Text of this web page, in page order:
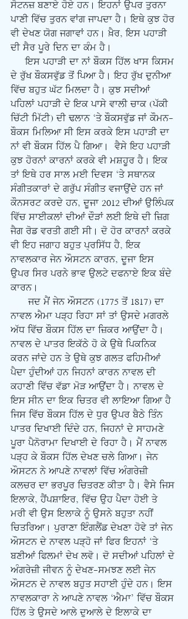
ਸੋਟਨਜ਼ ਬਣਾਏ ਹੋਏ ਹਨ। ਇਹਨਾਂ ਉਪਰ ਤੁਰਨਾ
ਪਾਣੀ ਵਿੱਚ ਤੁਰਨ ਵਾਂਗ ਜਾਪਦਾ ਹੈ। ਇਥੇ ਕੁਝ ਹੋਰ
ਵੀ ਦੇਖਣ ਯੋਗ ਜਗਾਵਾਂ ਹਨ। ਖ਼ੈਰ, ਇਸ ਪਹਾੜੀ
ਦੀ ਸੈਰ ਪੂਰੇ ਦਿਨ ਦਾ ਕੰਮ ਹੈ।
     ਇਸ ਪਹਾੜੀ ਦਾ ਨਾਂ ਬੌਕਸ ਹਿੱਲ ਖਾਸ ਕਿਸਮ
ਦੇ ਰੁੱਖ ਬੌਕਸਵੁੱਡ ਤੋਂ ਪਿਆ ਹੈ। ਇਹ ਰੁੱਖ ਦੁਨੀਆ
ਵਿੱਚ ਬਹੁਤ ਘੱਟ ਮਿਲਦਾ ਹੈ। ਕੁਝ ਸਦੀਆਂ
ਪਹਿਲਾਂ ਪਹਾੜੀ ਦੇ ਇਕ ਪਾਸੇ ਵਾਲੀ ਚਾਕ (ਪੱਕੀ
ਚਿੱਟੀ ਮਿੱਟੀ) ਦੀ ਢਲਾਨ ‘ਤੇ ਬੌਕਸਵੁੱਡ ਜਾਂ ਕੌਮਨ-
ਬੌਕਸ ਮਿਲਿਆ ਸੀ ਇਸ ਕਰਕੇ ਇਸ ਪਹਾੜੀ ਦਾ
ਨਾਂ ਵੀ ਬੌਕਸ ਹਿੱਲ ਪੈ ਗਿਆ।  ਵੈਸੇ ਇਹ ਪਹਾੜੀ
ਕੁਝ ਹੋਰਨਾਂ ਕਾਰਨਾਂ ਕਰਕੇ ਵੀ ਮਸ਼ਹੂਰ ਹੈ। ਇਕ
ਤਾਂ ਇਥੇ ਹਰ ਸਾਲ ਮਈ ਦਿਵਸ ‘ਤੇ ਸਥਾਨਕ
ਸੰਗੀਤਕਾਰਾਂ ਦੇ ਗਰੁੱਪ ਸੰਗੀਤ ਵਜਾਉਂਦੇ ਹਨ ਜਾਂ
ਕੌਨਸਰਟ ਕਰਦੇ ਹਨ, ਦੂਜਾ 2012 ਦੀਆਂ ਉਲਿੰਪਕ
ਵਿੱਚ ਸਾਈਕਲਾਂ ਦੀਆਂ ਦੌੜਾਂ ਲਈ ਇਥੇ ਦੀ ਜ਼ਿਗ
ਜੈਗ ਰੋਡ ਵਰਤੀ ਗਈ ਸੀ। ਦੋ ਹੋਰ ਕਾਰਨਾਂ ਕਰਕੇ
ਵੀ ਇਹ ਜਗਾਹ ਬਹੁਤ ਪ੍ਰਸਿੱਧ ਹੈ, ਇਕ
ਨਾਵਲਕਾਰ ਜੇਨ ਔਸਟਨ ਕਾਰਨ, ਦੂਜਾ ਇਸ
ਉਪਰ ਸਿਰ ਪਰਨੇ ਭਾਵ ਉਲਟੇ ਦਫਨਾਏ ਇਕ ਬੰਦੇ
ਕਾਰਨ।
      ਜਦ ਮੈਂ ਜੇਨ ਔਸਟਨ (1775 ਤੋਂ 1817) ਦਾ
ਨਾਵਲ ਐਮਾ ਪੜ੍ਹ ਰਿਹਾ ਸਾਂ ਤਾਂ ਉਸਦੇ ਮਗਰਲੇ
ਅੱਧ ਵਿੱਚ ਬੌਕਸ ਹਿੱਲ ਦਾ ਜ਼ਿਕਰ ਆਉਂਦਾ ਹੈ।
ਨਾਵਲ ਦੇ ਪਾਤਰ ਇਕੱਠੇ ਹੋ ਕੇ ਉਥੇ ਪਿਕਨਿਕ
ਕਰਨ ਜਾਂਦੇ ਹਨ ਤੇ ਉਥੇ ਕੁਝ ਗਲਤ ਫਹਿਮੀਆਂ
ਪੈਦਾ ਹੁੰਦੀਆਂ ਹਨ ਜਿਹਨਾਂ ਕਾਰਨ ਨਾਵਲ ਦੀ
ਕਹਾਣੀ ਵਿੱਚ ਵੱਡਾ ਮੋੜ ਆਉਂਦਾ ਹੈ। ਨਾਵਲ ਦੇ
ਇਸ ਸੀਨ ਦਾ ਇਕ ਚਿਤਰ ਵੀ ਲਾਇਆ ਗਿਆ ਹੈ
ਜਿਸ ਵਿੱਚ ਬੌਕਸ ਹਿੱਲ ਦੇ ਧੁਰ ਉਪਰ ਬੈਠੇ ਤਿੰਨ
ਪਾਤਰ ਦਿਖਾਈ ਦਿੰਦੇ ਹਨ, ਜਿਹਨਾਂ ਦੇ ਸਾਹਮਣੇ
ਪੂਰਾ ਪੈਨੋਰਾਮਾ ਦਿਖਾਈ ਦੇ ਰਿਹਾ ਹੈ। ਮੈਂ ਨਾਵਲ
ਪੜ੍ਹ ਕੇ ਬੌਕਸ ਹਿੱਲ ਦੇਖਣ ਚਲੇ ਗਿਆ। ਜੇਨ
ਔਸਟਨ ਨੇ ਆਪਣੇ ਨਾਵਲਾਂ ਵਿੱਚ ਅੰਗਰੇਜ਼ੀ
ਕਲਚਰ ਦਾ ਭਰਪੂਰ ਚਿਤਰਣ ਕੀਤਾ ਹੈ। ਵੈਸੇ ਜਿਸ
ਇਲਾਕੇ, ਹੈਂਪਸ਼ਾਇਰ, ਵਿੱਚ ਉਹ ਪੈਦਾ ਹੋਈ ਤੇ
ਮਰੀ ਵੀ ਉਸ ਇਲਾਕੇ ਨੂੰ ਉਸਨੇ ਬਹੁਤਾ ਨਹੀਂ
ਚਿਤਰਿਆ। ਪੁਰਾਣਾ ਇੰਗਲੈਂਡ ਦੇਖਣਾ ਹੋਵੇ ਤਾਂ ਜੇਨ
ਔਸਟਨ ਦੇ ਨਾਵਲ ਪੜ੍ਹੋ ਜਾਂ ਫਿਰ ਇਹਨਾਂ ‘ਤੇ
ਬਣੀਆਂ ਫਿਲਮਾਂ ਦੇਖ ਲਵੋ। ਦੋ ਸਦੀਆਂ ਪਹਿਲਾਂ ਦੇ
ਅੰਗਰੇਜ਼ੀ ਜੀਵਨ ਨੂੰ ਦੇਖਣ-ਸਮਝਣ ਲਈ ਜੇਨ
ਔਸਟਨ ਦੇ ਨਾਵਲ ਬਹੁਤ ਸਹਾਈ ਹੁੰਦੇ ਹਨ। ਇਸ
ਨਾਵਲਕਾਰਾ ਨੇ ਆਪਣੇ ਨਾਵਲ ‘ਐਮਾ’ ਵਿੱਚ ਬੌਕਸ
ਹਿੱਲ ਤੇ ਉਸਦੇ ਆਲੇ ਦੁਆਲੇ ਦੇ ਇਲਾਕੇ ਦਾ